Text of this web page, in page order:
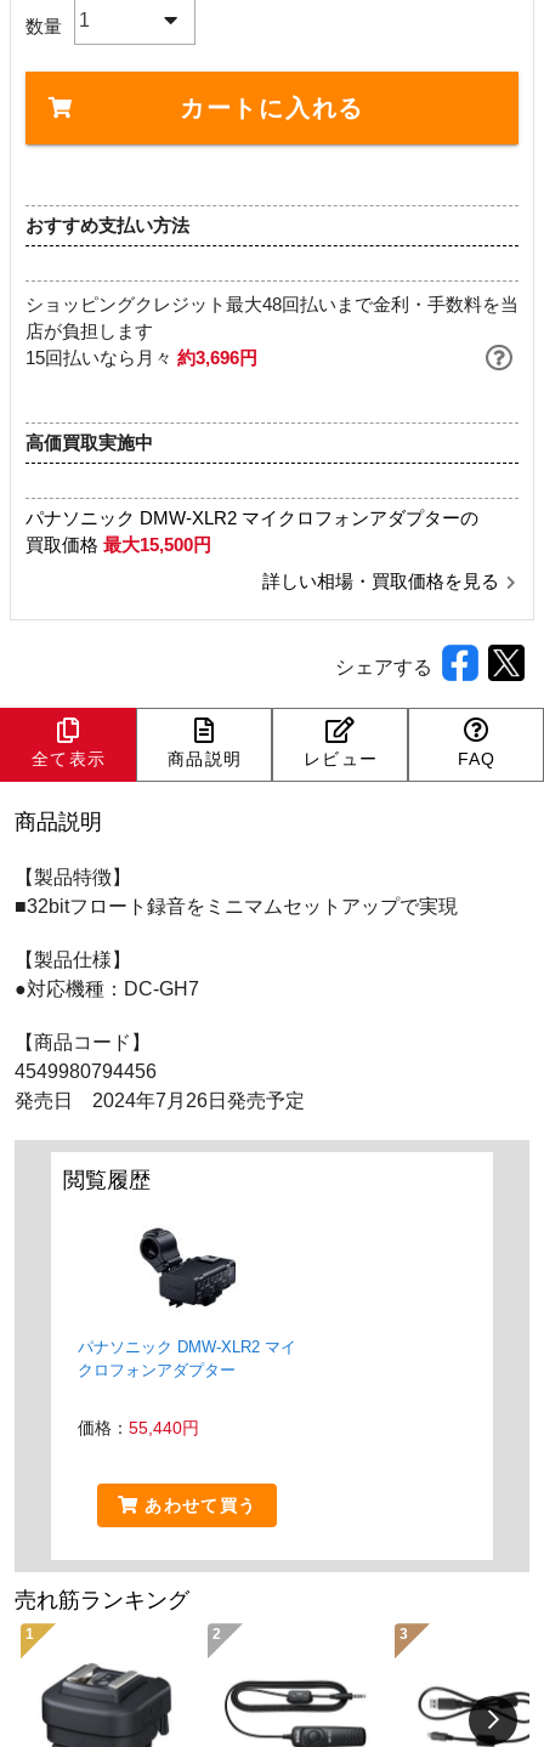
数量 1
カートに入れる
おすすめ支払い方法
ショッピングクレジット最大48回払いまで金利・手数料を当
店が負担します
15回払いなら月々 約3,696円
高価買取実施中
パナソニック DMW-XLR2 マイクロフォンアダプターの
買取価格 最大15,500円
詳しい相場・買取価格を見る
シェアする
全て表示 商品説明 レビュー FAQ
商品説明
【製品特徴】
■32bitフロート録音をミニマムセットアップで実現
【製品仕様】
●対応機種：DC-GH7
【商品コード】
4549980794456
発売日 2024年7月26日発売予定
閲覧履歴
パナソニック DMW-XLR2 マイ
クロフォンアダプター
価格： 55,440円
あわせて買う
売れ筋ランキング
1 2 3